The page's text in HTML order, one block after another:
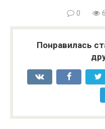
0
Понравилась